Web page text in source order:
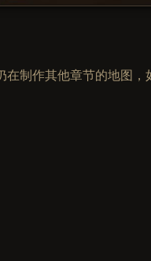
在制作其他章节的地图，